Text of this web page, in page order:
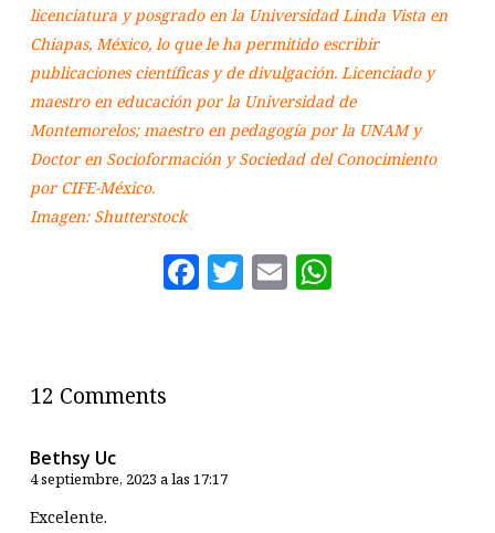
licenciatura y posgrado en la Universidad Linda Vista en
Chiapas, México, lo que le ha permitido escribir
publicaciones científicas y de divulgación. Licenciado y
maestro en educación por la Universidad de
Montemorelos; maestro en pedagogía por la UNAM y
Doctor en Socioformación y Sociedad del Conocimiento
por CIFE-México.
Imagen: Shutterstock
Facebook
Twitter
Email
12 Comments
Bethsy Uc
4 septiembre, 2023 a las 17:17
Excelente.